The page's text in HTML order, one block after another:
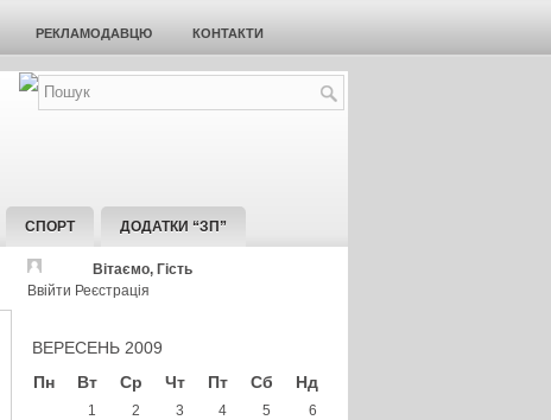
РЕКЛАМОДАВЦЮ КОНТАКТИ
СПОРТ ДОДАТКИ “ЗП”
Вітаємо, Гість
Ввійти Реєстрація
ВЕРЕСЕНЬ 2009
Пн
Вт Ср Чт Пт Сб Нд
1 2 3 4 5
6